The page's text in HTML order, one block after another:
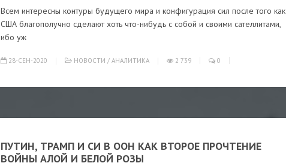
Всем интересны контуры будущего мира и конфигурация сил после того как
США благополучно сделают хоть что-нибудь с собой и своими сателлитами,
ибо уж
28-СЕН-2020 НОВОСТИ / АНАЛИТИКА 2 739 0
ПУТИН, ТРАМП И СИ В ООН КАК ВТОРОЕ ПРОЧТЕНИЕ
ВОЙНЫ АЛОЙ И БЕЛОЙ РОЗЫ